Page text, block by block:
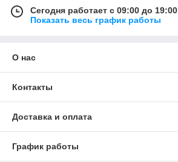
Сегодня работает с 09:00 до 19:00
Показать весь график работы
О нас
Контакты
Доставка и оплата
График работы